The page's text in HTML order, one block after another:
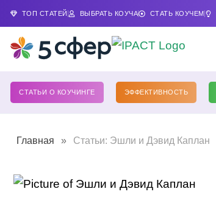
ТОП СТАТЕЙ ВЫБРАТЬ КОУЧА СТАТЬ КОУЧЕМ
СТАТЬИ О КОУЧИНГЕ ЭФФЕКТИВНОСТЬ
Главная » Статьи: Эшли и Дэвид Каплан